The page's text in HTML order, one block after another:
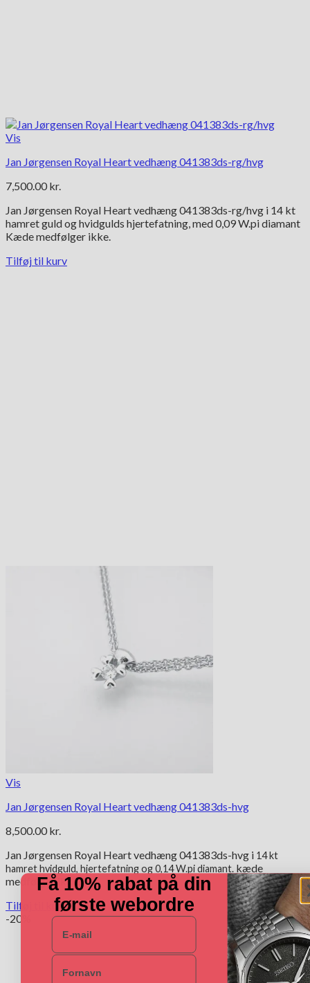
Vis
Jan Jørgensen Royal Heart vedhæng 041383ds-rg/hvg
7,500.00 kr.
Jan Jørgensen Royal Heart vedhæng 041383ds-rg/hvg i 14 kt
hamret guld og hvidgulds hjertefatning, med 0,09 W.pi diamant
Kæde medfølger ikke.
Tilføj til kurv
Vis
Jan Jørgensen Royal Heart vedhæng 041383ds-hvg
8,500.00 kr.
Jan Jørgensen Royal Heart vedhæng 041383ds-hvg i 14 kt
hamret hvidguld, hjertefatning og 0,14 W.pi diamant. kæde
medfølger ikke.
Tilføj til kurv
-20%
Få 10% rabat på din
første webordre
E-mail
Navn